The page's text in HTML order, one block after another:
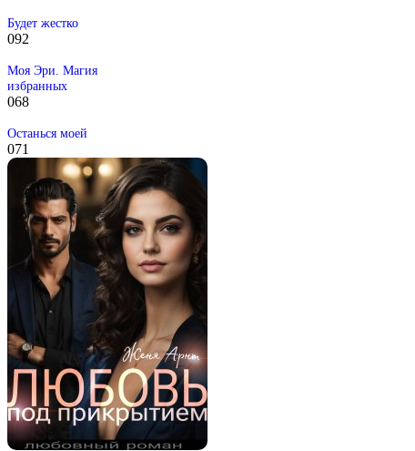
Будет жестко
092
Моя Эри. Магия
избранных
068
Останься моей
071